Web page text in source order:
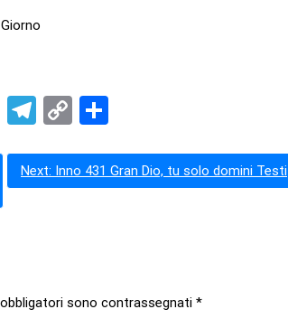
X Telegram
Copy
Next: Inno 431 Gran Dio, tu solo domini Testi
sono contrassegnati *